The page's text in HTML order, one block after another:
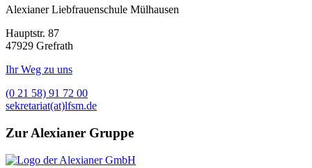
Alexianer Liebfrauenschule Mülhausen
Hauptstr. 87
47929 Grefrath
Ihr Weg zu uns
(0 21 58) 91 72 00
sekretariat(at)lfsm.de
Zur Alexianer Gruppe